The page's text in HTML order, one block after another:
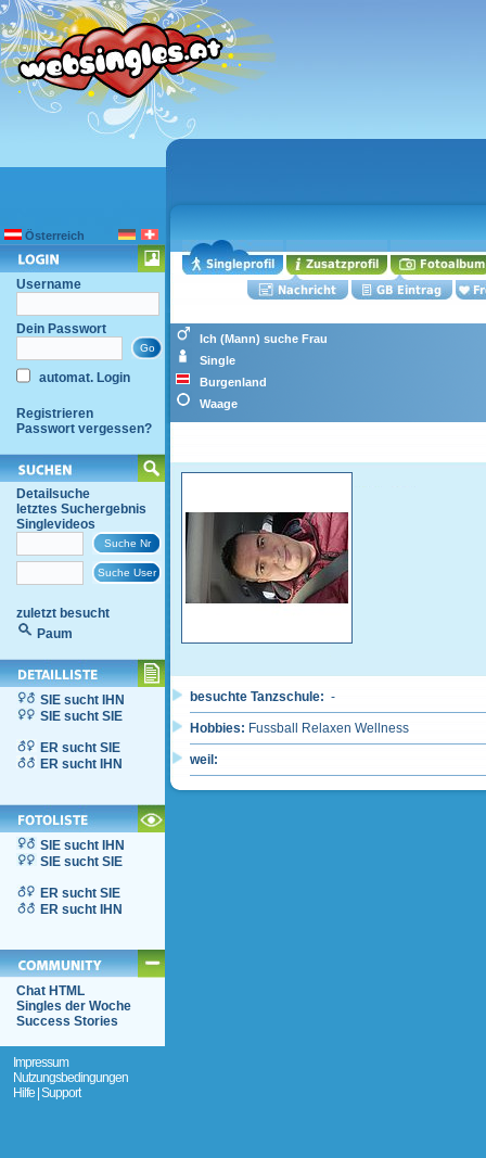
Österreich
Username
Dein Passwort
automat. Login
Registrieren
Passwort vergessen?
Detailsuche
letztes Suchergebnis
Singlevideos
zuletzt besucht
Paum
SIE sucht IHN
SIE sucht SIE
ER sucht SIE
ER sucht IHN
SIE sucht IHN
SIE sucht SIE
ER sucht SIE
ER sucht IHN
Chat HTML
Singles der Woche
Success Stories
Impressum
Nutzungsbedingungen
Hilfe | Support
Ich (Mann) suche Frau
Single
Burgenland
Waage
besuchte Tanzschule: -
Hobbies: Fussball Relaxen Wellness
weil: